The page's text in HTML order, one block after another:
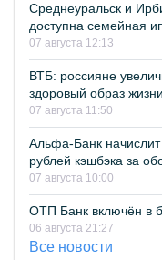
Среднеуральск и
доступна семейная
07 августа 12:13
ВТБ: россияне
здоровый образ жизни
07 августа 11:50
Альфа-Банк
рублей кэшбэка за
07 августа 10:00
ОТП Банк включён в
06 августа 21:27
Все новости